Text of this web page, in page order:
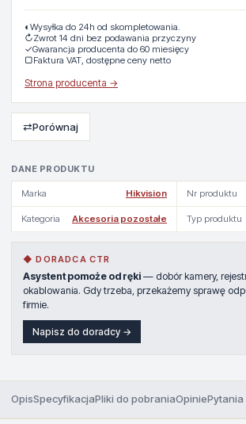
DANE PRODUKTU
Marka Hikvision Nr produktu
Kategoria Akcesoria pozostałe Typ produktu
◆ DORADCA CTR
Asystent pomoże od ręki — dobór kamery,
okablowania. Gdy trzeba, przekażemy sprawę
firmie.
Napisz do doradcy →
◐ Wysyłka do 24h od skompletowania.
↻Zwrot 14 dni bez podawania przyczyny
✓Gwarancja producenta do 60 miesięcy
▢Faktura VAT, dostępne ceny netto
Strona producenta →
⇄Porównaj
OpisSpecyfikacjaPliki do pobraniaOpinie